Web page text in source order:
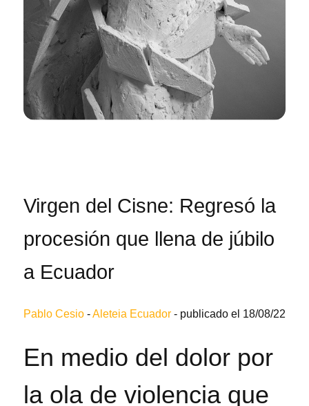
Virgen del Cisne: Regresó la
procesión que llena de júbilo
a Ecuador
Pablo Cesio -Aleteia Ecuador - publicado el 18/08/22
En medio del dolor por
la ola de violencia que